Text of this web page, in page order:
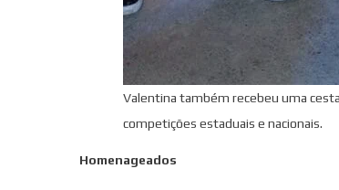
Valentina também recebeu uma
competições estaduais e nacionais.
Homenageados